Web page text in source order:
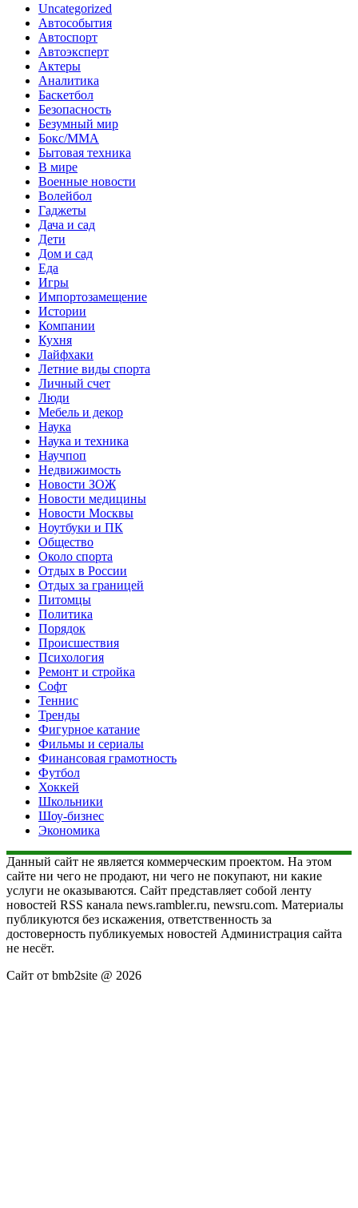
Uncategorized
Автособытия
Автоспорт
Автоэксперт
Актеры
Аналитика
Баскетбол
Безопасность
Безумный мир
Бокс/MMA
Бытовая техника
В мире
Военные новости
Волейбол
Гаджеты
Дача и сад
Дети
Дом и сад
Еда
Игры
Импортозамещение
Истории
Компании
Кухня
Лайфхаки
Летние виды спорта
Личный счет
Люди
Мебель и декор
Наука
Наука и техника
Научпоп
Недвижимость
Новости ЗОЖ
Новости медицины
Новости Москвы
Ноутбуки и ПК
Общество
Около спорта
Отдых в России
Отдых за границей
Питомцы
Политика
Порядок
Происшествия
Психология
Ремонт и стройка
Софт
Теннис
Тренды
Фигурное катание
Фильмы и сериалы
Финансовая грамотность
Футбол
Хоккей
Школьники
Шоу-бизнес
Экономика
Данный сайт не является коммерческим проектом. На этом
сайте ни чего не продают, ни чего не покупают, ни какие
услуги не оказываются. Сайт представляет собой ленту
новостей RSS канала news.rambler.ru, newsru.com. Материалы
публикуются без искажения, ответственность за
достоверность публикуемых новостей Администрация сайта
не несёт.
Сайт от bmb2site @ 2026